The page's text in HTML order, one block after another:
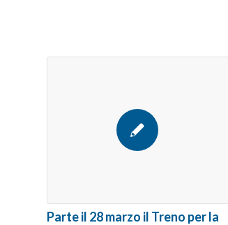
Parte il 28 marzo il Treno per la